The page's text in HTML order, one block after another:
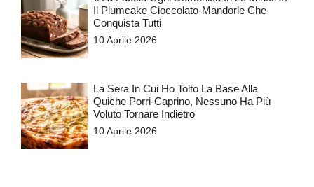
Il Plumcake Cioccolato-Mandorle Che
Conquista Tutti
10 Aprile 2026
La Sera In Cui Ho Tolto La Base Alla
Quiche Porri-Caprino, Nessuno Ha Più
Voluto Tornare Indietro
10 Aprile 2026